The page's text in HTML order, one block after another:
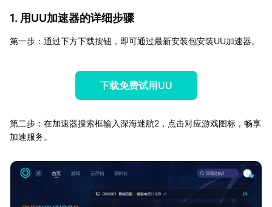
1. 用UU加速器的详细步骤
第一步：通过下方下载按钮，即可通过最新安装包安装UU加速器。
下载免费试用UU
第二步：在加速器搜索框输入深海迷航2，点击对应游戏图标，畅享
加速服务。